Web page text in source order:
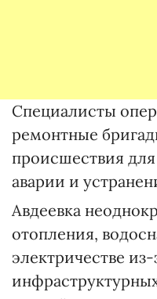
Специалисты
ремонтные
происшествия
аварии и
Авдеевка
отопления,
электричестве